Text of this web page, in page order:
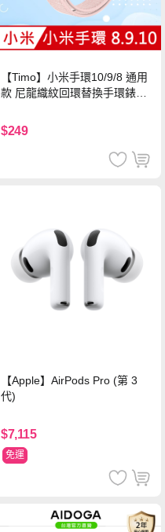
【Timo】小米手環10/9/8 通用
款 尼龍織紋回環替換手環錶帶-
$249
【Apple】AirPods Pro (第 3
代)
$7,115
免運